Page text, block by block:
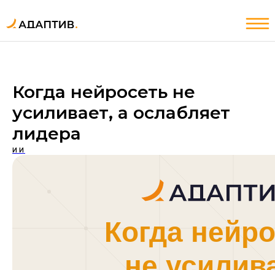
ИИ
Услуги
Когда нейросеть не
усиливает, а ослабляет
лидера
ИИ